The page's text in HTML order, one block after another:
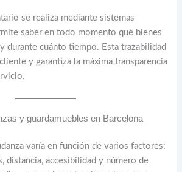
se realiza mediante sistemas
saber en todo momento qué bienes
durante cuánto tiempo. Esta trazabilidad
y garantiza la máxima transparencia
y guardamuebles en Barcelona
varía en función de varios factores:
distancia, accesibilidad y número de